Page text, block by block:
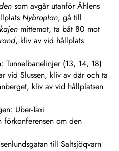
som avgår utanför Åhlens
Nybroplan, gå till
mittemot, ta båt 80 mot
, kliv av vid hållplats
Tunnelbanelinjer (13, 14, 18)
vid Slussen, kliv av där och ta
kliv av vid hållplatsen
Uber-Taxi
förkonferensen om den
till Saltsjöqvarn